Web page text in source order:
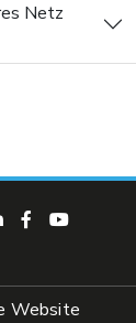
Netz
Website